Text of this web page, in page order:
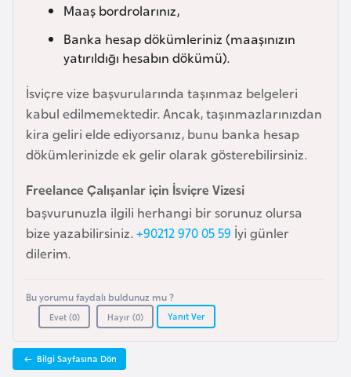
Maaş bordrolarınız,
Banka hesap dökümleriniz (maaşınızın
yatırıldığı hesabın dökümü).
İsviçre vize başvurularında taşınmaz belgeleri
kabul edilmemektedir. Ancak, taşınmazlarınızdan
kira geliri elde ediyorsanız, bunu banka hesap
dökümlerinizde ek gelir olarak gösterebilirsiniz.
Freelance Çalışanlar için İsviçre Vizesi
başvurunuzla ilgili herhangi bir sorunuz olursa
bize yazabilirsiniz.+90212 970 05 59 İyi günler
dilerim.
Bu yorumu faydalı buldunuz mu ?
Evet (0) Hayır (0) Yanıt Ver
Bilgi Sayfasına Dön
e
l
ç
i
a
B
e
n
i
B